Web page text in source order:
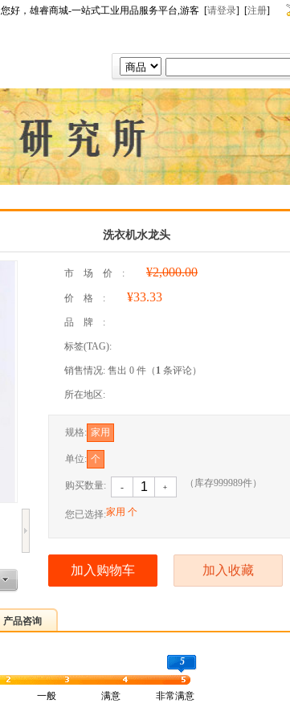
您好，雄睿商城-一站式工业用品服务平台,游客 [请登录] [注册]
洗衣机水龙头
市场价: ¥2,000.00
价格: ¥33.33
品牌:
标签(TAG):
销售情况: 售出 0 件（ 1 条评论）
所在地区:
规格: 家用
单位: 个
购买数量: - ﹢ （库存999989件）
您已选择:家用 个
加入购物车 加入收藏
产品咨询
5
一般 满意 非常满意